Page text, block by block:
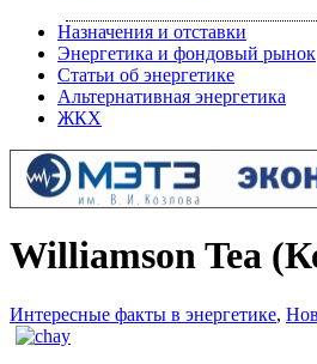
Назначения и отставки
Энергетика и фондовый рынок
Статьи об энергетике
Альтернативная энергетика
ЖКХ
Williamson Tea
Интересные факты в энергетике,